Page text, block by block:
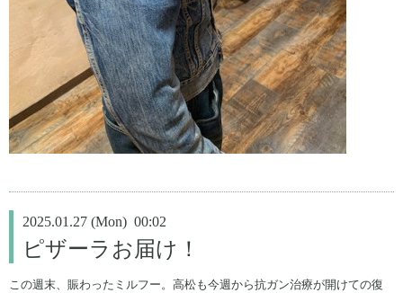
2025.01.27 (Mon) 00:02
ピザーラお届け！
この週末、賑わったミルフー。高松も今週から抗ガン治療が開けての復